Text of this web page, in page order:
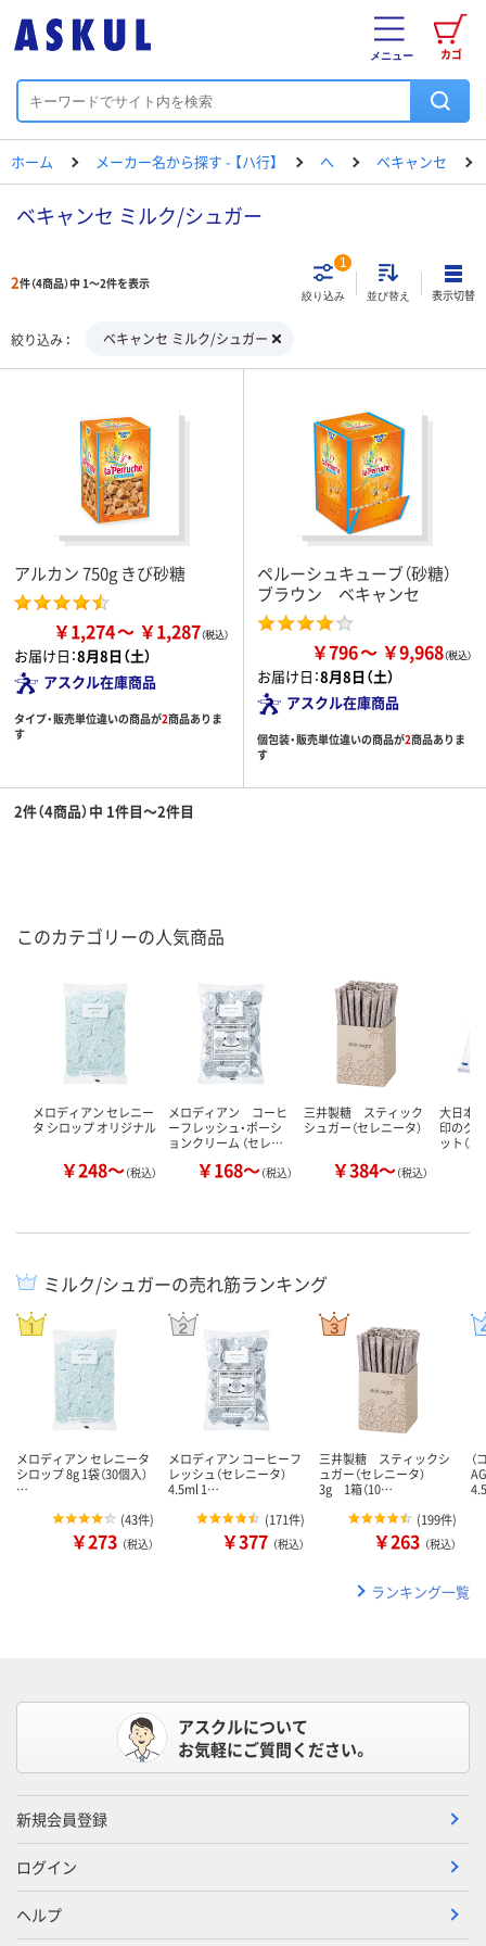
カゴ
メニュー
ホーム メーカー名から探す - 【ハ行】 ヘ ベキャンセ
ベキャンセ ミルク/シュガー
2件（4商品）中 1～2件を表示
絞り込み
1
並び替え 表示切替
絞り込み ベキャンセ ミルク/シュガー
アルカン 750g きび砂糖
￥1,274 ￥1,287
お届け日：8月8日（土）
アスクル在庫商品
タイプ・販売単位違いの商品が2商品ありま
す
ペルーシュキューブ（砂糖）
ブラウン ベキャンセ
￥796 ￥9,968
お届け日：8月8日（土）
アスクル在庫商品
個包装・販売単位違いの商品が2商品ありま
す
2件（4商品）中 1件目～2件目
このカテゴリーの人気商品
メロディアン セレニー
タ シロップ オリジナル
￥248～（税込）
メロディアン コーヒ
ーフレッシュ・ポーシ
ョンクリーム （セレ…
￥168～（税込）
三井製糖 スティック
シュガー（セレニータ）
￥384～（税込）
大日本
印のグ
ット（
ミルク/シュガーの売れ筋ランキング
メロディアン セレニータ
シロップ 8g 1袋（30個入）
…
(43件)
￥273 （税込）
メロディアン コーヒーフ
レッシュ（セレニータ）
4.5ml 1…
(171件)
￥377 （税込）
三井製糖 スティックシ
ュガー（セレニータ）
3g 1箱（10…
(199件)
￥263 （税込）
ランキング一覧
アスクルについて
お気軽にご質問ください。
新規会員登録
ログイン
ヘルプ